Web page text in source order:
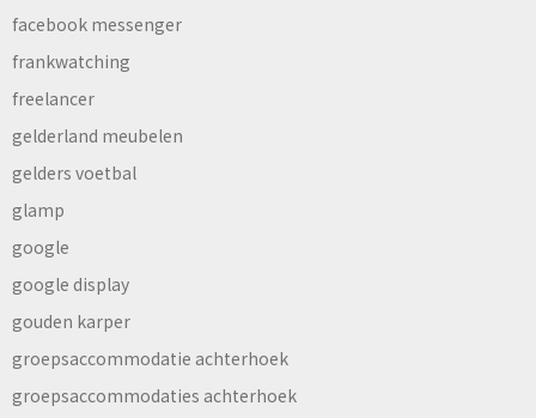
facebook messenger
frankwatching
freelancer
gelderland meubelen
gelders voetbal
glamp
google
google display
gouden karper
groepsaccommodatie achterhoek
groepsaccommodaties achterhoek